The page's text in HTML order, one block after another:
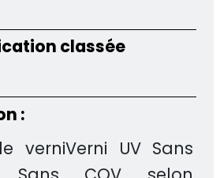
classée
:
verniVerni UV Sans